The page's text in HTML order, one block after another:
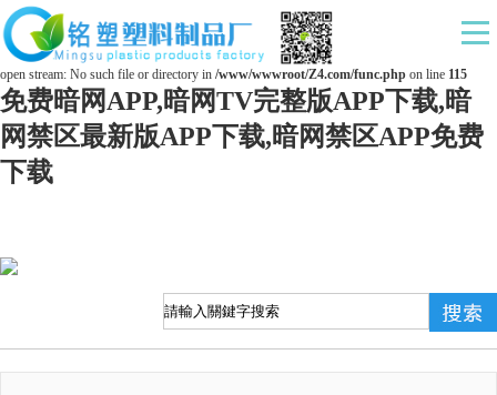
Warning: mkdir(): No space left on device in/www/wwwroot/Z4.com/func.php on line127
Warning: file_put_contents(./cachefile_yuan/ds169.com/cache/df/fa556/62496.html): failed to
open stream: No such file or directory in /www/wwwroot/Z4.com/func.php on line 115
免费暗网APP,暗网TV完整版APP下载,暗
网禁区最新版APP下载,暗网禁区APP免费
下载